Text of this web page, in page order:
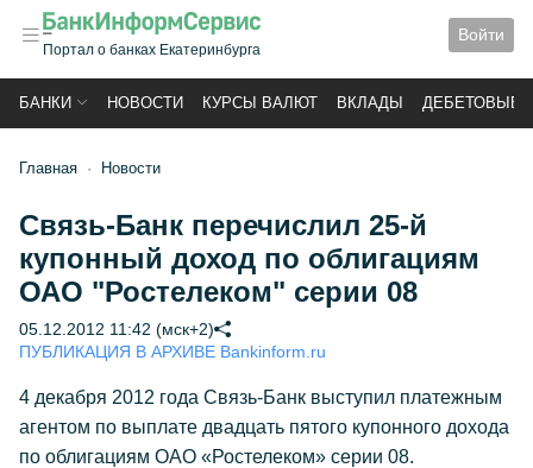
Портал о банках Екатеринбурга
Войти
БАНКИ НОВОСТИ КУРСЫ ВАЛЮТ ВКЛАДЫ ДЕБЕТОВЫЕ
Главная Новости
Связь-Банк перечислил 25-й
купонный доход по облигациям
ОАО "Ростелеком" серии 08
05.12.2012 11:42 (мск+2)
ПУБЛИКАЦИЯ В АРХИВЕ Bankinform.ru
4 декабря 2012 года Связь-Банк выступил платежным
агентом по выплате двадцать пятого купонного дохода
по облигациям ОАО «Ростелеком» серии 08.